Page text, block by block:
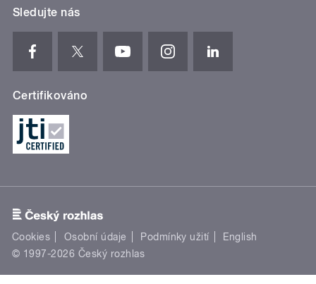
Sledujte nás
Certifikováno
Cookies Osobní údaje Podmínky užití
English
© 1997-2026 Český rozhlas